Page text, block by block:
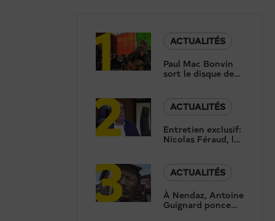
1
ACTUALITÉS
Paul Mac Bonvin
sort le disque de
sa fille, trois ans
disparition
2
ACTUALITÉS
Entretien exclusif:
Nicolas Féraud, le
répond aux
questions de
Canal9
3
ACTUALITÉS
À Nendaz, Antoine
Guignard ponce
des portraits pour